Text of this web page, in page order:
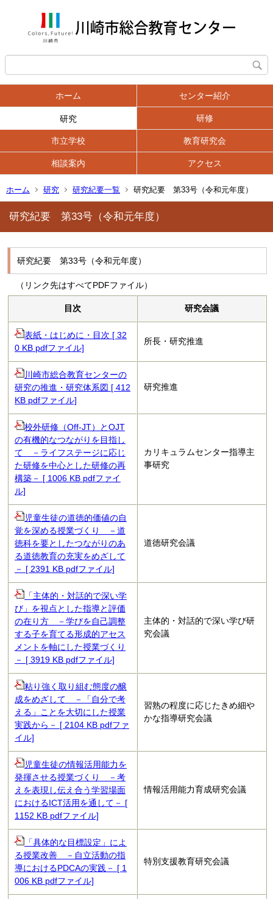
ホーム センター紹介
研究 研修
市立学校 教育研究会
相談案内 アクセス
ホーム 研究 研究紀要一覧 研究紀要 第33号（令和元年度）
研究紀要 第33号（令和元年度）
研究紀要 第33号（令和元年度）
（リンク先はすべてPDFファイル）
目次 研究会議
表紙・はじめに・目次 [ 32
0 KB pdfファイル]
所長・研究推進
川崎市総合教育センターの
研究の推進・研究体系図 [ 412
KB pdfファイル]
研究推進
校外研修（Off-JT）とOJT
の有機的なつながりを目指し
て －ライフステージに応じ
た研修を中心とした研修の再
構築－ [ 1006 KB pdfファイ
ル]
カリキュラムセンター指導主
事研究
児童生徒の道徳的価値の自
覚を深める授業づくり －道
徳科を要としたつながりのあ
る道徳教育の充実をめざして
－ [ 2391 KB pdfファイル]
道徳研究会議
「主体的・対話的で深い学
び」を視点とした指導と評価
の在り方 －学びを自己調整
する子を育てる形成的アセス
メントを軸にした授業づくり
－ [ 3919 KB pdfファイル]
主体的・対話的で深い学び研
究会議
粘り強く取り組む態度の醸
成をめざして －「自分で考
える」ことを大切にした授業
実践から－ [ 2104 KB pdfファ
イル]
習熟の程度に応じたきめ細や
かな指導研究会議
児童生徒の情報活用能力を
発揮させる授業づくり －考
えを表現し伝え合う学習場面
におけるICT活用を通して－ [
1152 KB pdfファイル]
情報活用能力育成研究会議
「具体的な目標設定」によ
る授業改善 －自立活動の指
導におけるPDCAの実践－ [ 1
006 KB pdfファイル]
特別支援教育研究会議